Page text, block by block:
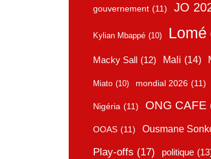
gouvernement (11) JO
Kylian Mbappé (10) Lomé
Macky Sall (12) Mali (14)
Miato (10) mondial 2026 (11)
Nigéria (11) ONG CAFE
OOAS (11) Ousmane
Play-offs (17) politique